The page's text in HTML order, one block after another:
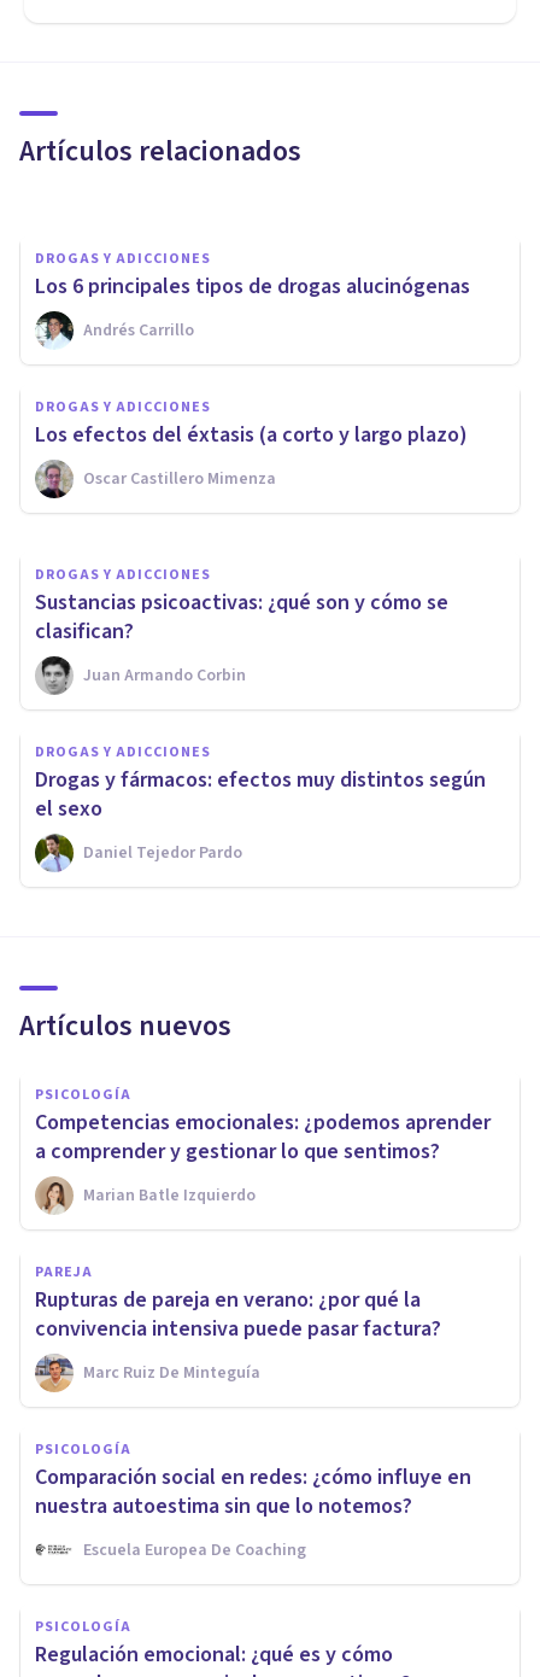
Artículos relacionados
Así es como el LSD crea
despiertos
DROGAS Y ADICCIONES
Los 6 principales tipos de drogas alucinógenas
Andrés Carrillo
DROGAS Y ADICCIONES
Los efectos del éxtasis (a corto y largo plazo)
Oscar Castillero Mimenza
DROGAS Y ADICCIONES
Combinar alcohol y marihuana
tiene estos efectos en el
cerebro
Arturo Torres
DROGAS Y ADICCIONES
Sustancias psicoactivas: ¿qué son y cómo se
clasifican?
Juan Armando Corbin
DROGAS Y ADICCIONES
Drogas y fármacos: efectos muy distintos según
el sexo
Daniel Tejedor Pardo
Artículos nuevos
PSICOLOGÍA
Competencias emocionales: ¿podemos aprender
a comprender y gestionar lo que sentimos?
Marian Batle Izquierdo
PAREJA
Rupturas de pareja en verano: ¿por qué la
convivencia intensiva puede pasar factura?
Marc Ruiz De Minteguía
PSICOLOGÍA
Comparación social en redes: ¿cómo influye en
nuestra autoestima sin que lo notemos?
Escuela Europea De Coaching
PSICOLOGÍA
Regulación emocional: ¿qué es y cómo